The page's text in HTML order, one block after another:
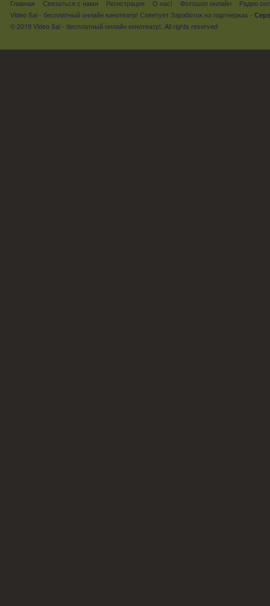
Главная Связаться с нами Регистрация О нас! Фотошоп онлайн
Радио
Video Sai - бесплатный онлайн кинотеатр! Советует Заработок на партнерках -
© 2019 Video Sai - бесплатный онлайн кинотеатр!. All rights reserved